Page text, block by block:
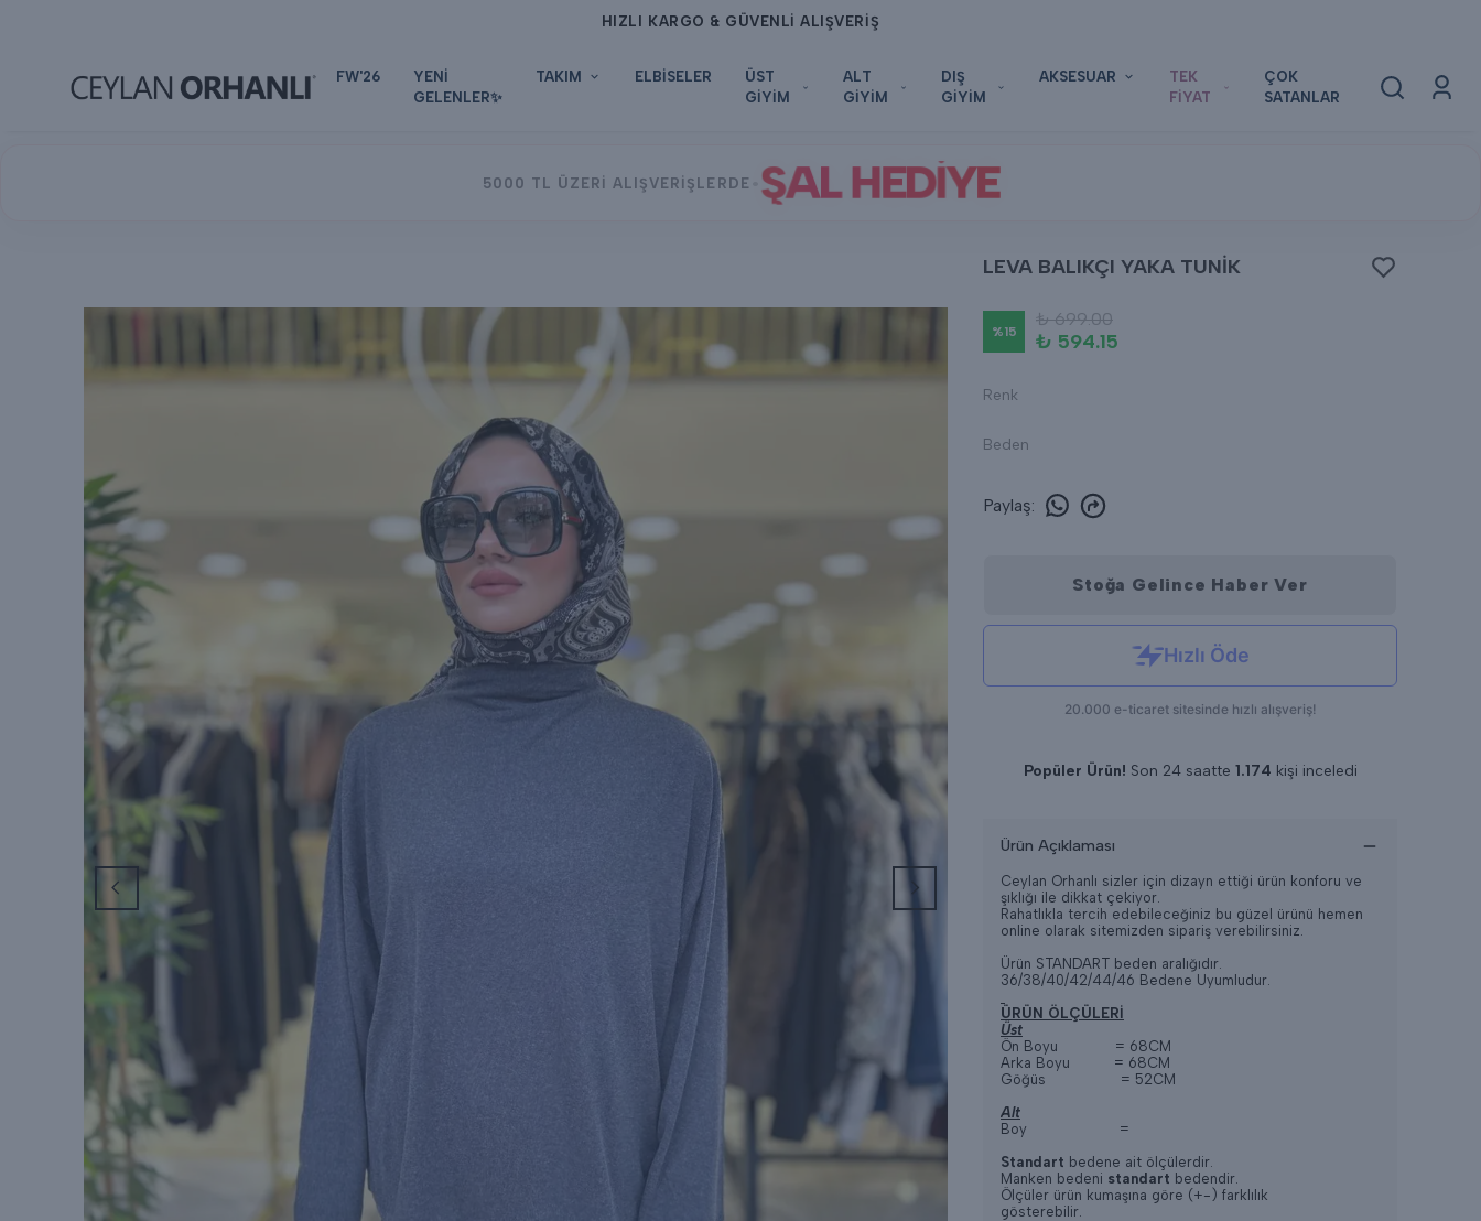
HIZLI KARGO & GÜVENLİ ALIŞVERİŞ
FW'26
YENİ
GELENLER✨
TAKIM ELBİSELER
ÜST
GİYİM
ALT
GİYİM
DIŞ
GİYİM
AKSESUAR
TEK
FİYAT
ÇOK
SATANLAR
5000 TL ÜZERİ ALIŞVERİŞLERDE ŞAL HEDİYE
LEVA BALIKÇI YAKA TUNİK
%15
₺ 699.00
₺ 594.15
Renk
Beden
Paylaş:
Stoğa Gelince Haber Ver
Popüler Ürün! Son 24 saatte 1.174 kişi inceledi
Ürün Açıklaması
Ceylan Orhanlı sizler için dizayn ettiği ürün konforu ve
şıklığı ile dikkat çekiyor.
Rahatlıkla tercih edebileceğiniz bu güzel ürünü hemen
online olarak sitemizden sipariş verebilirsiniz.
Ürün STANDART beden aralığıdır.
36/38/40/42/44/46 Bedene Uyumludur.
ÜRÜN ÖLÇÜLERİ
Üst
Ön Boyu = 68CM
Arka Boyu = 68CM
Göğüs = 52CM
Alt
Boy =
Standart bedene ait ölçülerdir.
Manken bedeni standart bedendir.
Ölçüler ürün kumaşına göre (+-) farklılık
gösterebilir.